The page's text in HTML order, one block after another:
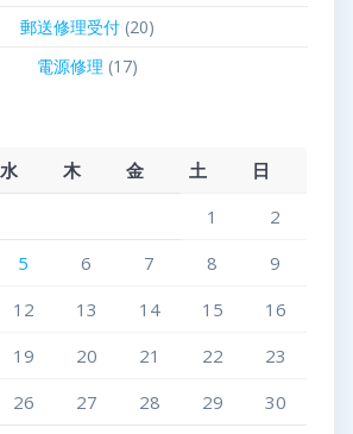
郵送修理受付(20)
電源修理 (17)
水 木 金 土
日
1
2
5 6 7 8
9
12 13 14 15
16
19 20 21 22
23
26 27 28 29
30